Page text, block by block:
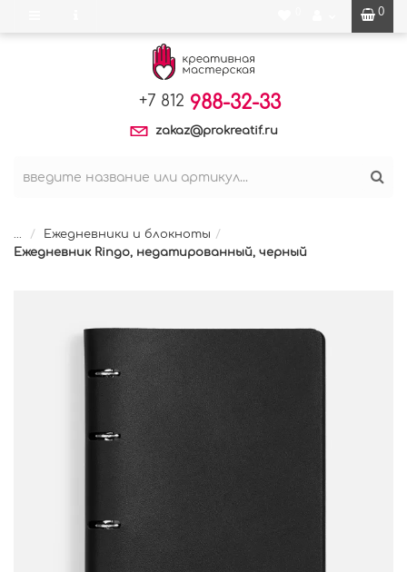
0
+7 812 988-32-33
zakaz@prokreatif.ru
...
Ежедневники и блокноты
Ежедневник Ringo, недатированный, черный